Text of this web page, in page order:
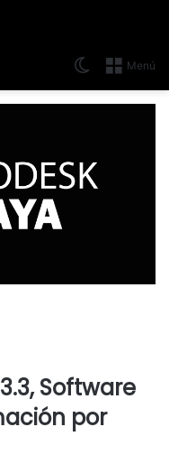
Menú
Switch skin
Software
por